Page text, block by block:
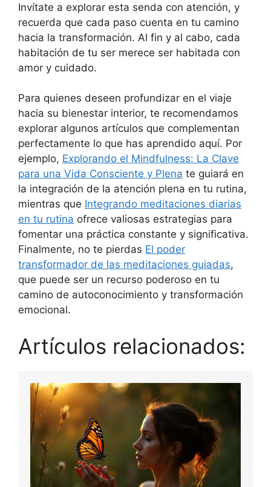
Invítate a explorar esta senda con atención, y
recuerda que cada paso cuenta en tu camino
hacia la transformación. Al fin y al cabo, cada
habitación de tu ser merece ser habitada con
amor y cuidado.
Para quienes deseen profundizar en el viaje
hacia su bienestar interior, te recomendamos
explorar algunos artículos que complementan
perfectamente lo que has aprendido aquí. Por
ejemplo, Explorando el Mindfulness: La Clave
para una Vida Consciente y Plena te guiará en
la integración de la atención plena en tu rutina,
mientras que Integrando meditaciones diarias
en tu rutina ofrece valiosas estrategias para
fomentar una práctica constante y significativa.
Finalmente, no te pierdas El poder
transformador de las meditaciones guiadas,
que puede ser un recurso poderoso en tu
camino de autoconocimiento y transformación
emocional.
Artículos relacionados: